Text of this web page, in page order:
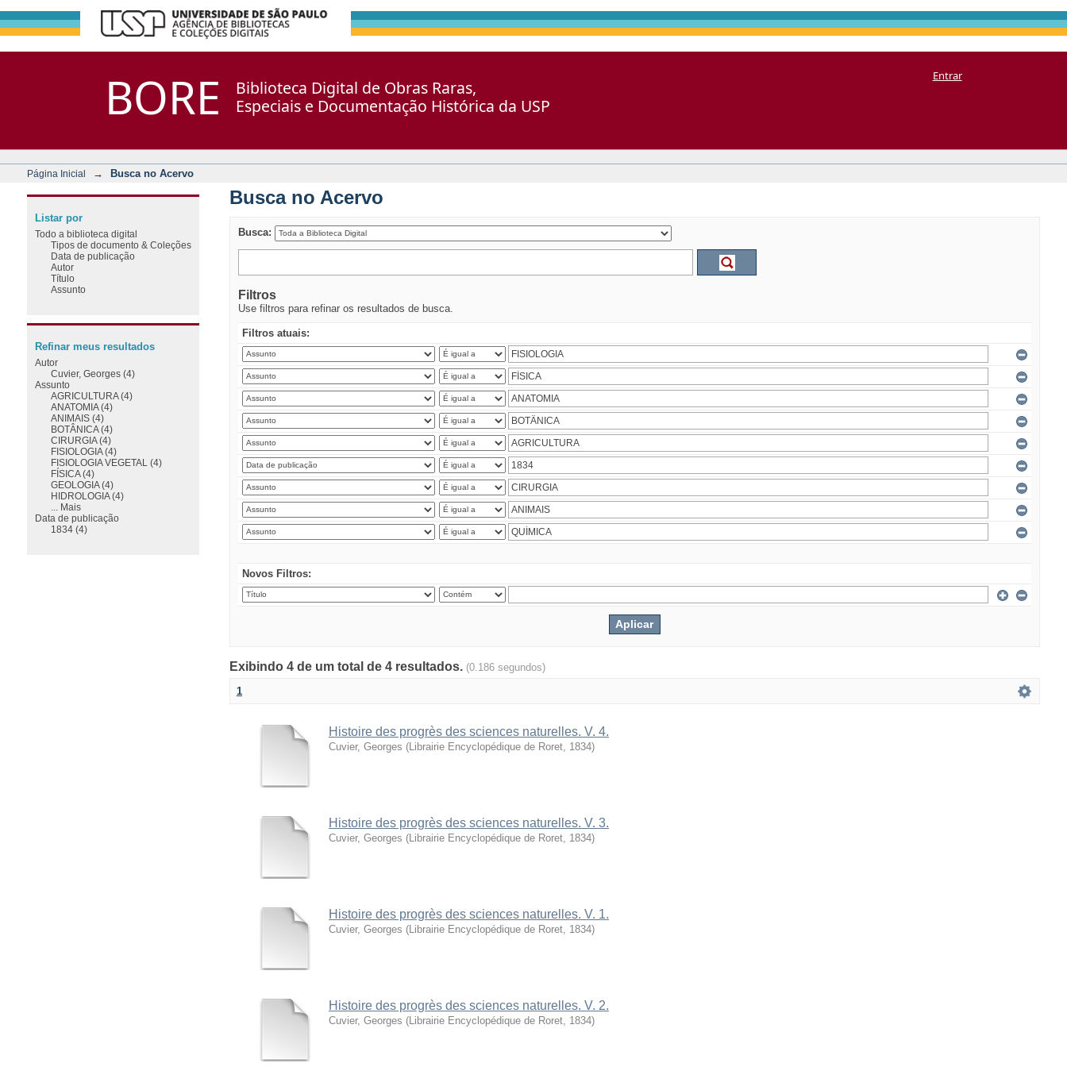
BORE
Biblioteca Digital de Obras Raras,
Especiais e Documentação Histórica da USP
Entrar
Página Inicial → Busca no Acervo
Busca no Acervo
Busca:
Filtros
Use filtros para refinar os resultados de busca.
Filtros atuais:
Novos Filtros:
Exibindo 4 de um total de 4 resultados. (0.186 segundos)
1
Histoire des progrès des sciences naturelles. V. 4.
Cuvier, Georges (Librairie Encyclopédique de Roret, 1834)
Histoire des progrès des sciences naturelles. V. 3.
Cuvier, Georges (Librairie Encyclopédique de Roret, 1834)
Histoire des progrès des sciences naturelles. V. 1.
Cuvier, Georges (Librairie Encyclopédique de Roret, 1834)
Histoire des progrès des sciences naturelles. V. 2.
Cuvier, Georges (Librairie Encyclopédique de Roret, 1834)
Listar por
Todo a biblioteca digital
Tipos de documento & Coleções
Data de publicação
Autor
Título
Assunto
Refinar meus resultados
Autor
Cuvier, Georges (4)
Assunto
AGRICULTURA (4)
ANATOMIA (4)
ANIMAIS (4)
BOTÂNICA (4)
CIRURGIA (4)
FISIOLOGIA (4)
FISIOLOGIA VEGETAL (4)
FÍSICA (4)
GEOLOGIA (4)
HIDROLOGIA (4)
... Mais
Data de publicação
1834 (4)